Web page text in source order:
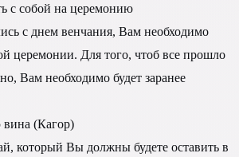
с собой на церемонию
с днем венчания, Вам необходимо
церемонии. Для того, чтоб все прошло
Вам необходимо будет заранее
вина (Кагор)
который Вы должны будете оставить в